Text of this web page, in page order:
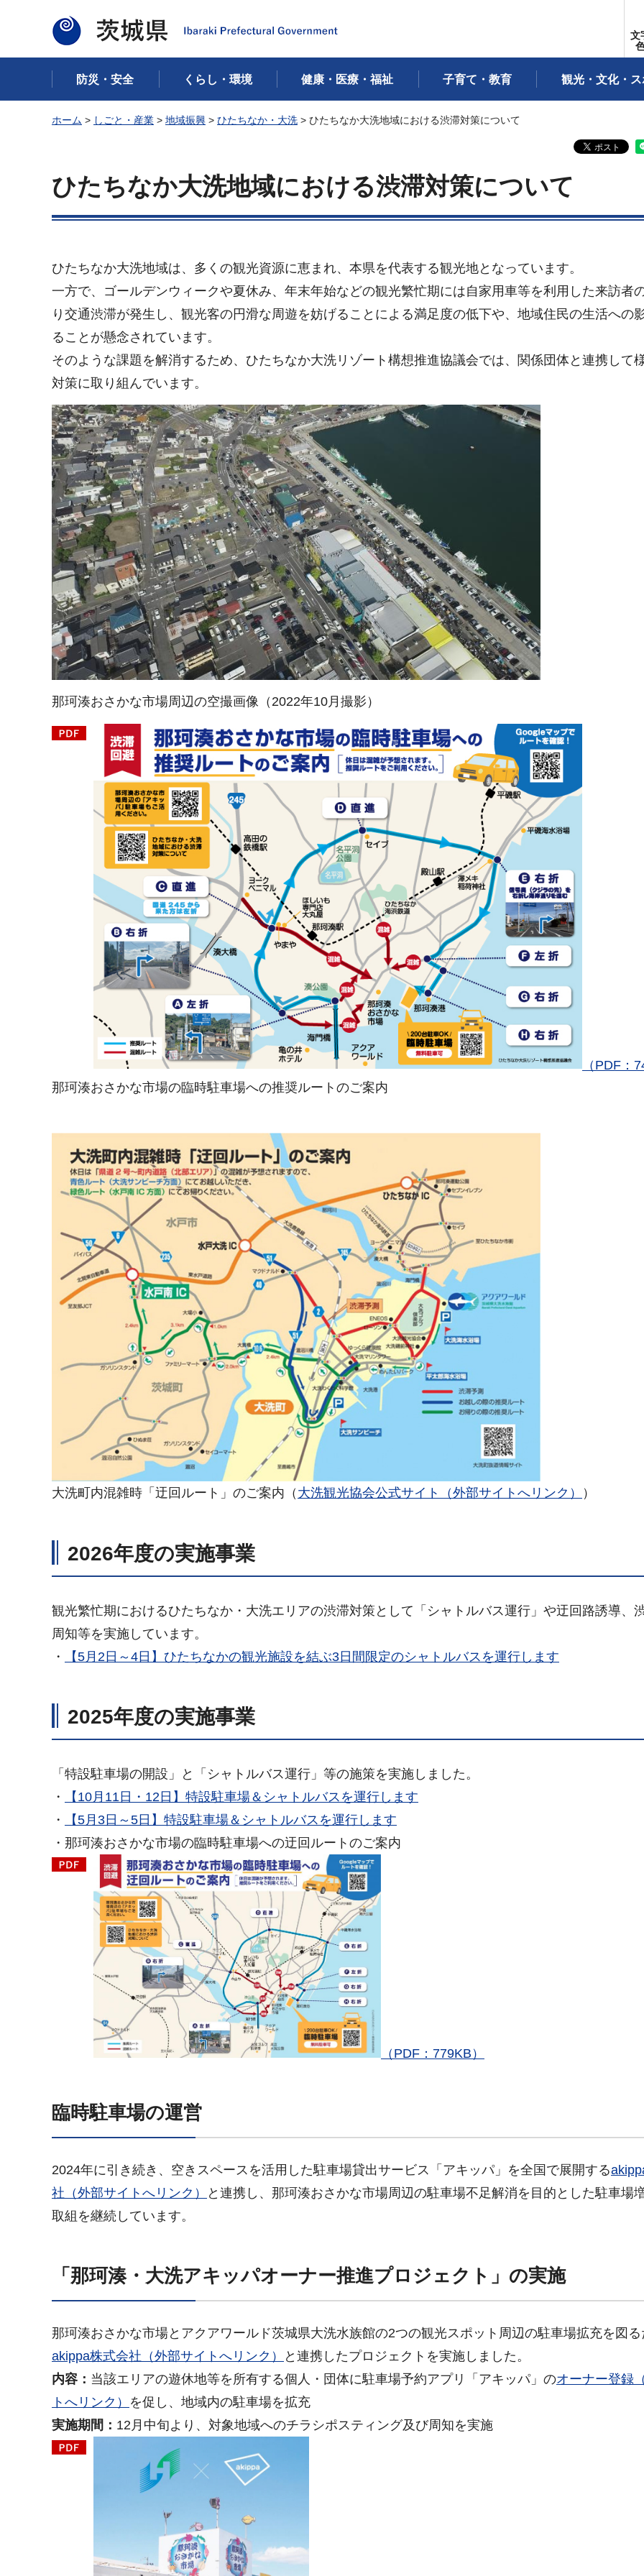
茨城県
文
防災・安全 くらし・環境 健康・医療・福祉 子育て・教育 観光・文化・ス
ホーム > しごと・産業 > 地域振興 > ひたちなか・大洗 > ひたちなか大洗地域における渋滞対策について
ひたちなか大洗地域における渋滞対策について
ひたちなか大洗地域は、多くの観光資源に恵まれ、本県を代表する観光地となっています。
一方で、ゴールデンウィークや夏休み、年末年始などの観光繁忙期には自家用車等を利用した来訪者
り交通渋滞が発生し、観光客の円滑な周遊を妨げることによる満足度の低下や、地域住民の生活への
ることが懸念されています。
そのような課題を解消するため、ひたちなか大洗リゾート構想推進協議会では、関係団体と連携して
対策に取り組んでいます。
那珂湊おさかな市場周辺の空撮画像（2022年10月撮影）
（PDF：
那珂湊おさかな市場の臨時駐車場への推奨ルートのご案内
大洗町内混雑時「迂回ルート」のご案内（ 大洗観光協会公式サイト（外部サイトへリンク） ）
2026年度の実施事業
観光繁忙期におけるひたちなか・大洗エリアの渋滞対策として「シャトルバス運行」や迂回路誘導、
周知等を実施しています。
・
【5月2日～4日】ひたちなかの観光施設を結ぶ3日間限定のシャトルバスを運行します
2025年度の実施事業
「特設駐車場の開設」と「シャトルバス運行」等の施策を実施しました。
・
【10月11日・12日】特設駐車場＆シャトルバスを運行します
・
【5月3日～5日】特設駐車場＆シャトルバスを運行します
・那珂湊おさかな市場の臨時駐車場への迂回ルートのご案内
（PDF：779KB）
臨時駐車場の運営
2024年に引き続き、空きスペースを活用した駐車場貸出サービス「アキッパ」を全国で展開する
社（外部サイトへリンク）
と連携し、那珂湊おさかな市場周辺の駐車場不足解消を目的とした駐車場
取組を継続しています。
「那珂湊・大洗アキッパオーナー推進プロジェクト」の実施
那珂湊おさかな市場とアクアワールド茨城県大洗水族館の2つの観光スポット周辺の駐車場拡充を図る
akippa株式会社（外部サイトへリンク）
と連携したプロジェクトを実施しました。
内容： 当該エリアの遊休地等を所有する個人・団体に駐車場予約アプリ「アキッパ」のオーナー登録
トへリンク） を促し、地域内の駐車場を拡充
実施期間： 12月中旬より、対象地域へのチラシポスティング及び周知を実施